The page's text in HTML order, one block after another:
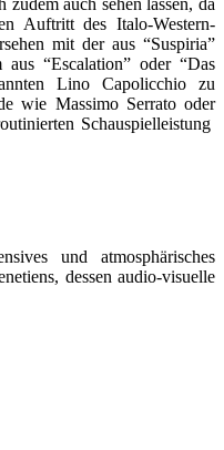
auch sehen lassen, da
Auftritt des Italo-Western-
mit der aus “Suspiria”
“Escalation” oder “Das
Lino Capolicchio zu
wie Massimo Serrato oder
Schauspielleistung
und atmosphärisches
dessen audio-visuelle